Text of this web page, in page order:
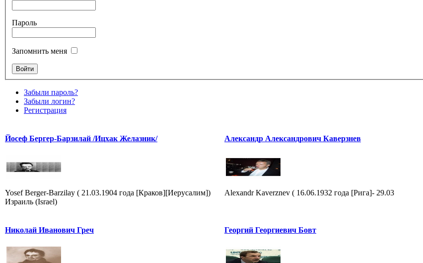
Пароль
Запомнить меня
Забыли пароль?
Забыли логин?
Регистрация
Йосеф Бергер-Барзилай /Ицхак Желазник/
Yosef Berger-Barzilay ( 21.03.1904 года [Краков][Иерусалим])
Израиль (Israel)
Александр Александрович Каверзнев
Alexandr Kaverznev ( 16.06.1932 года [Рига]- 29.03
Николай Иванович Греч Георгий Георгиевич Бовт